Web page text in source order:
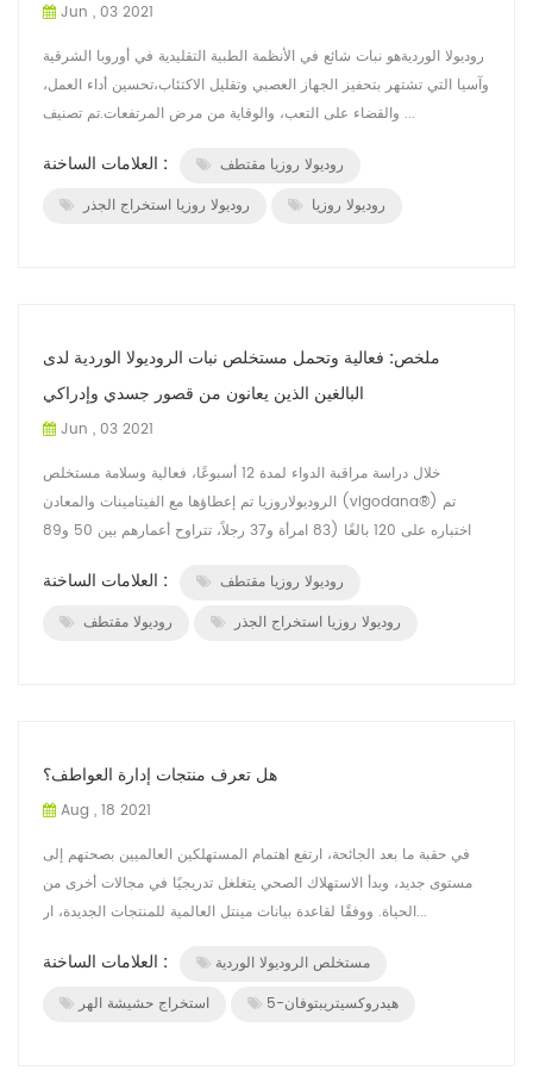
Jun , 03 2021
روديولا الورديةهو نبات شائع في الأنظمة الطبية التقليدية في أوروبا الشرقية
وآسيا التي تشتهر بتحفيز الجهاز العصبي وتقليل الاكتئاب،تحسين أداء العمل،
والقضاء على التعب، والوقاية من مرض المرتفعات.تم تصنيف ...
العلامات الساخنة :
روديولا روزيا مقتطف
روديولا روزيا استخراج الجذر
روديولا روزيا
ملخص: فعالية وتحمل مستخلص نبات الروديولا الوردية لدى
البالغين الذين يعانون من قصور جسدي وإدراكي
Jun , 03 2021
خلال دراسة مراقبة الدواء لمدة 12 أسبوعًا، فعالية وسلامة مستخلص
الروديولاروزيا تم إعطاؤها مع الفيتامينات والمعادن (vigodana®) تم
اختباره على 120 بالغًا (83 امرأة و37 رجلاً، تتراوح أعمارهم بين 50 و89
العلامات الساخنة :
روديولا روزيا مقتطف
روديولا مقتطف
روديولا روزيا استخراج الجذر
هل تعرف منتجات إدارة العواطف؟
Aug , 18 2021
في حقبة ما بعد الجائحة، ارتفع اهتمام المستهلكين العالميين بصحتهم إلى
مستوى جديد، وبدأ الاستهلاك الصحي يتغلغل تدريجيًا في مجالات أخرى من
الحياة. ووفقًا لقاعدة بيانات مينتل العالمية للمنتجات الجديدة، ار...
العلامات الساخنة :
مستخلص الروديولا الوردية
استخراج حشيشة الهر
5-هيدروكسيتريبتوفان